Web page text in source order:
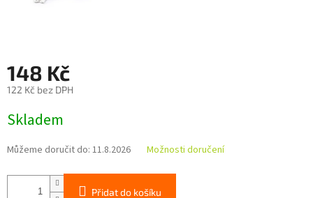
148 Kč
122 Kč bez DPH
cena:
Skladem
Můžeme doručit do: 11.8.2026 Možnosti doručení
Přidat do košíku